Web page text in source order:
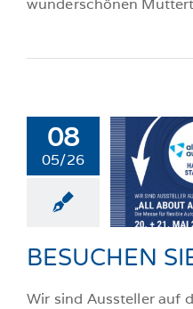
08
05/26
SIE
BESUCHEN
Wir sind Aussteller auf